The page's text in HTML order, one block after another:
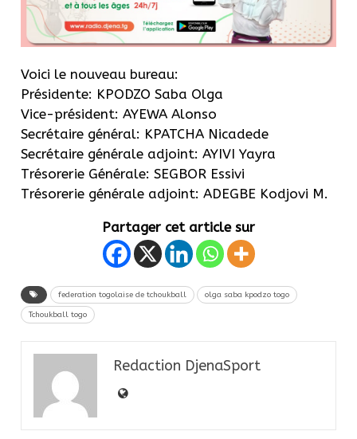
Voici le nouveau bureau:
Présidente: KPODZO Saba Olga
Vice-président: AYEWA Alonso
Secrétaire général: KPATCHA Nicadede
Secrétaire générale adjoint: AYIVI Yayra
Trésorerie Générale: SEGBOR Essivi
Trésorerie générale adjoint: ADEGBE Kodjovi M.
Partager cet article sur
federation togolaise de tchoukball olga saba kpodzo togo
Tchoukball togo
Redaction DjenaSport